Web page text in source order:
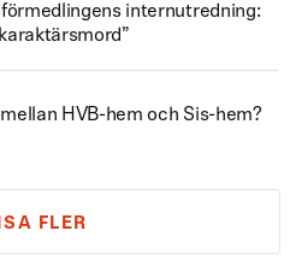
internutredning:
HVB-hem och Sis-hem?
FLER